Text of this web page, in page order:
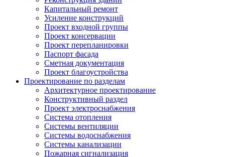
Капитальный ремонт
Усиление конструкций
Проект входной группы
Проект консервации
Проект перепланировки
Паспорт фасада
Сметная документация
Проект благоустройства
Проектирование по разделам
Архитектурное проектирование
Конструктивный раздел
Проект электроснабжения
Система отопления
Системы вентиляции
Системы водоснабжения
Системы канализации
Пожарная сигнализация